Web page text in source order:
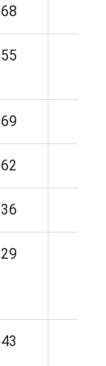
68
55
69
62
36
29
43